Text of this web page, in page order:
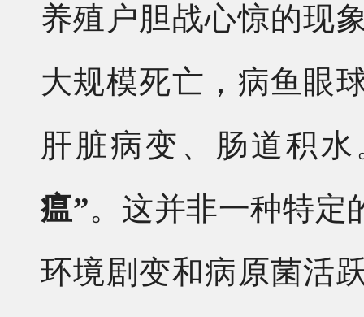
养殖户胆战心惊的现
大规模死亡，病鱼眼
肝脏病变、肠道积
瘟”。这并非一种特定
环境剧变和病原菌活